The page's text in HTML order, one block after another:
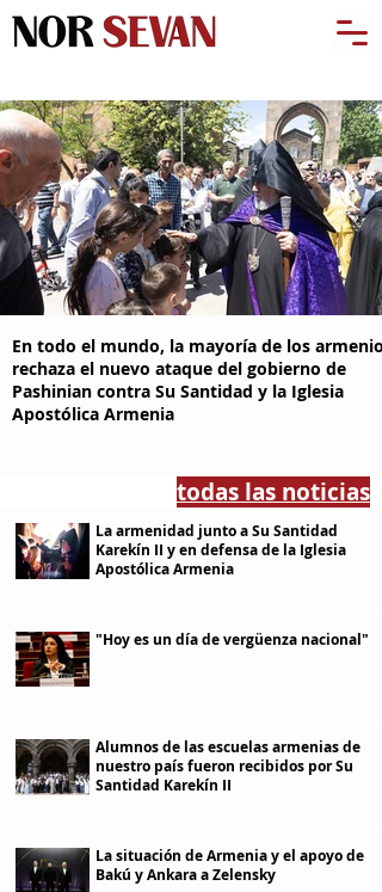
En todo el mundo, la mayoría de los armenios
rechaza el nuevo ataque del gobierno de
Pashinian contra Su Santidad y la Iglesia
Apostólica Armenia
todas las noticias
La armenidad junto a Su Santidad
Karekín II y en defensa de la Iglesia
Apostólica Armenia
"Hoy es un día de vergüenza nacional"
Alumnos de las escuelas armenias de
nuestro país fueron recibidos por Su
Santidad Karekín II
La situación de Armenia y el apoyo de
Bakú y Ankara a Zelensky